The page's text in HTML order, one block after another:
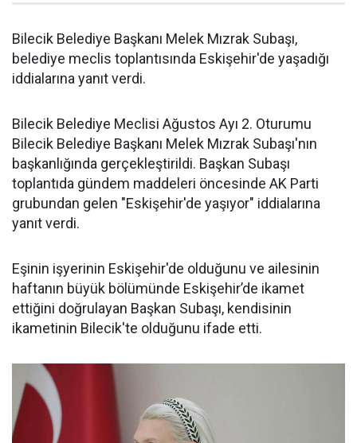
Bilecik Belediye Başkanı Melek Mızrak Subaşı,
belediye meclis toplantısında Eskişehir'de yaşadığı
iddialarına yanıt verdi.
Bilecik Belediye Meclisi Ağustos Ayı 2. Oturumu
Bilecik Belediye Başkanı Melek Mızrak Subaşı'nın
başkanlığında gerçekleştirildi. Başkan Subaşı
toplantıda gündem maddeleri öncesinde AK Parti
grubundan gelen "Eskişehir'de yaşıyor" iddialarına
yanıt verdi.
Eşinin işyerinin Eskişehir'de olduğunu ve ailesinin
haftanın büyük bölümünde Eskişehir’de ikamet
ettiğini doğrulayan Başkan Subaşı, kendisinin
ikametinin Bilecik'te olduğunu ifade etti.